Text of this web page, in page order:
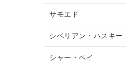
サモエド
シベリアン・ハスキー
シャー・ペイ